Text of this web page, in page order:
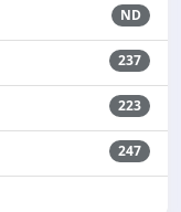
ND
237
223
247